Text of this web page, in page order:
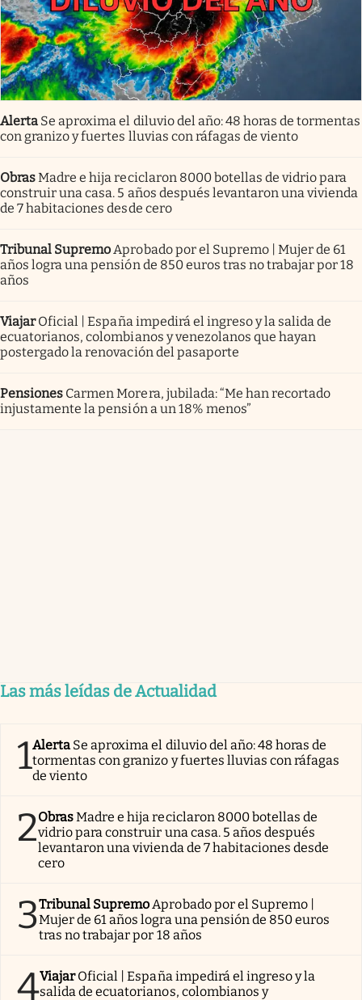
Alerta Se aproxima el diluvio del año: 48 horas de tormentas
con granizo y fuertes lluvias con ráfagas de viento
ObrasMadre e hija reciclaron 8000 botellas de vidrio para
construir una casa. 5 años después levantaron una vivienda
de 7 habitaciones desde cero
Tribunal SupremoAprobado por el Supremo | Mujer de 61
años logra una pensión de 850 euros tras no trabajar por 18
años
Viajar Oficial | España impedirá el ingreso y la salida de
ecuatorianos, colombianos y venezolanos que hayan
postergado la renovación del pasaporte
Pensiones Carmen Morera, jubilada: “Me han recortado
injustamente la pensión a un 18% menos”
Las más leídas de Actualidad
1Alerta Se aproxima el diluvio del año: 48 horas de
tormentas con granizo y fuertes lluvias con ráfagas
de viento
2ObrasMadre e hija reciclaron 8000 botellas de
vidrio para construir una casa. 5 años después
levantaron una vivienda de 7 habitaciones desde
cero
3Tribunal SupremoAprobado por el Supremo |
Mujer de 61 años logra una pensión de 850 euros
tras no trabajar por 18 años
4Viajar Oficial | España impedirá el ingreso y la
salida de ecuatorianos, colombianos y